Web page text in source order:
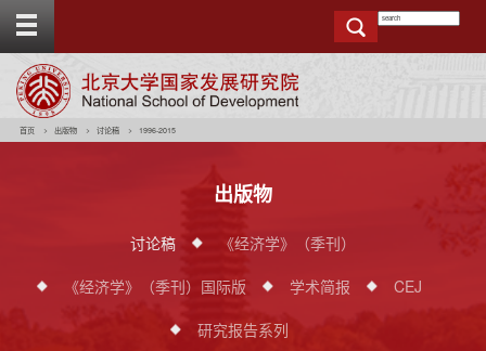
t
首页 出版物 讨论稿 1996-2015
出版物
讨论稿
《经济学》（季刊）
《经济学》（季刊）国际版
学术简报
CEJ
研究报告系列